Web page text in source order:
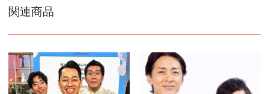
関連商品